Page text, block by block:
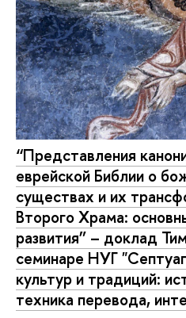
“Представления
еврейской Библии о
существах и их
Второго Храма:
развития” – доклад
семинаре НУГ
культур и традиций:
техника перевода,